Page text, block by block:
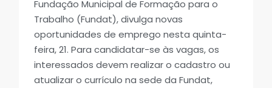
Fundação Municipal de Formação para o
Trabalho (Fundat), divulga novas
oportunidades de emprego nesta quinta-
feira, 21. Para candidatar-se às vagas, os
interessados devem realizar o cadastro ou
atualizar o currículo na sede da Fundat,